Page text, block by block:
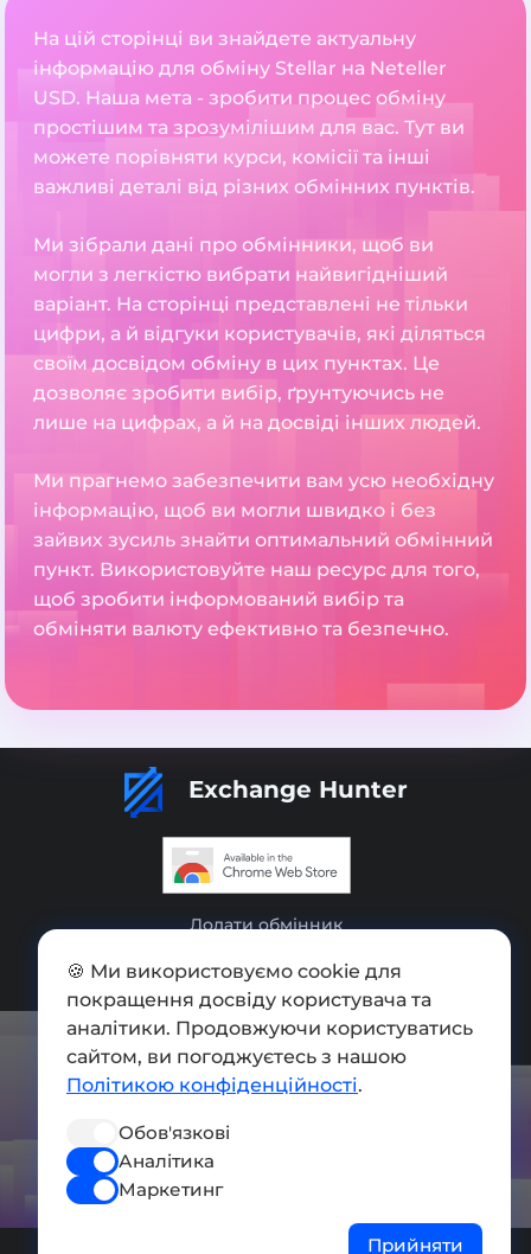
На цій сторінці ви знайдете актуальну
інформацію для обміну Stellar на Neteller
USD. Наша мета - зробити процес обміну
простішим та зрозумілішим для вас. Тут ви
можете порівняти курси, комісії та інші
важливі деталі від різних обмінних пунктів.
Ми зібрали дані про обмінники, щоб ви
могли з легкістю вибрати найвигідніший
варіант. На сторінці представлені не тільки
цифри, а й відгуки користувачів, які діляться
своїм досвідом обміну в цих пунктах. Це
дозволяє зробити вибір, ґрунтуючись не
лише на цифрах, а й на досвіді інших людей.
Ми прагнемо забезпечити вам усю необхідну
інформацію, щоб ви могли швидко і без
зайвих зусиль знайти оптимальний обмінний
пункт. Використовуйте наш ресурс для того,
щоб зробити інформований вибір та
обміняти валюту ефективно та безпечно.
Exchange Hunter
Додати обмінник
Мапа сайту
Press kit
Умови використання
Політика конфіденційності
СОЦ. МЕРЕЖІ
🍪 Ми використовуємо cookie для
покращення досвіду користувача та
аналітики. Продовжуючи користуватись
сайтом, ви погоджуєтесь з нашою
Політикою конфіденційності.
Обов'язкові
Аналітика
Маркетинг
Прийняти